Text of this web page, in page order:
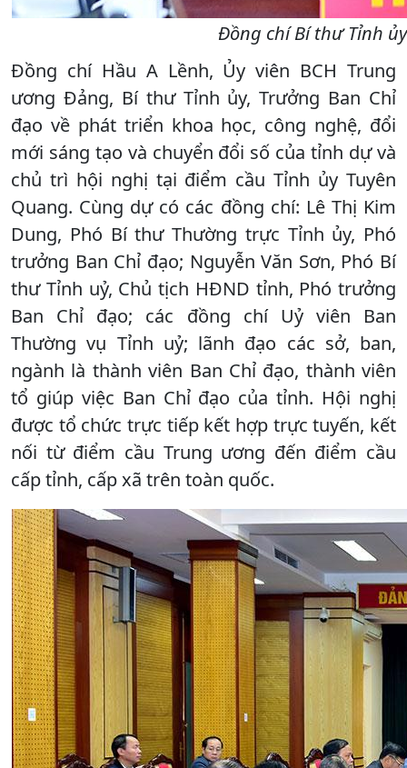
Đồng chí Bí thư Tỉnh
Đồng chí Hầu A Lềnh, Ủy viên BCH Trung
ương Đảng, Bí thư Tỉnh ủy, Trưởng Ban Chỉ
đạo về phát triển khoa học, công nghệ, đổi
mới sáng tạo và chuyển đổi số của tỉnh dự và
chủ trì hội nghị tại điểm cầu Tỉnh ủy Tuyên
Quang. Cùng dự có các đồng chí: Lê Thị Kim
Dung, Phó Bí thư Thường trực Tỉnh ủy, Phó
trưởng Ban Chỉ đạo; Nguyễn Văn Sơn, Phó Bí
thư Tỉnh uỷ, Chủ tịch HĐND tỉnh, Phó trưởng
Ban Chỉ đạo; các đồng chí Uỷ viên Ban
Thường vụ Tỉnh uỷ; lãnh đạo các sở, ban,
ngành là thành viên Ban Chỉ đạo, thành viên
tổ giúp việc Ban Chỉ đạo của tỉnh. Hội nghị
được tổ chức trực tiếp kết hợp trực tuyến, kết
nối từ điểm cầu Trung ương đến điểm cầu
cấp tỉnh, cấp xã trên toàn quốc.